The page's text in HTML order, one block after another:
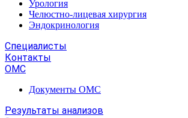
Урология
Челюстно-лицевая хирургия
Эндокринология
Специалисты
Контакты
ОМС
Документы ОМС
Результаты анализов